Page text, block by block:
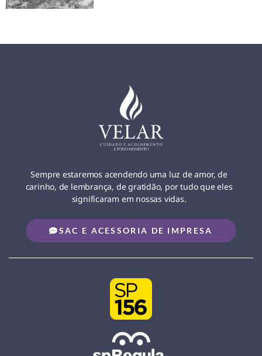
Sempre estaremos acendendo uma luz de amor, de
carinho, de lembrança, de gratidão, por tudo que eles
significaram em nossas vidas.
SAC E ACESSORIA DE IMPRESA